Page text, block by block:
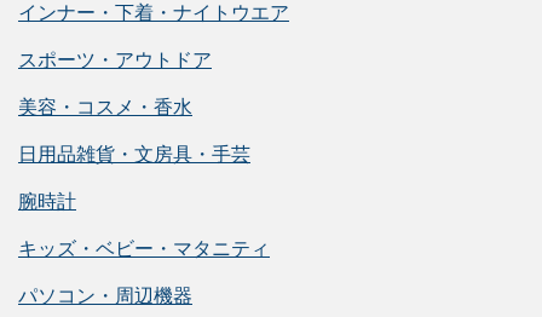
インナー・下着・ナイトウエア
スポーツ・アウトドア
美容・コスメ・香水
日用品雑貨・文房具・手芸
腕時計
キッズ・ベビー・マタニティ
パソコン・周辺機器